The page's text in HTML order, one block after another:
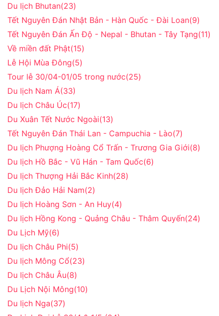
Du lịch Bhutan(23)
Tết Nguyên Đán Nhật Bản - Hàn Quốc - Đài Loan(9)
Tết Nguyên Đán Ấn Độ - Nepal - Bhutan - Tây Tạng(11)
Về miền đất Phật(15)
Lễ Hội Mùa Đông(5)
Tour lễ 30/04-01/05 trong nước(25)
Du lịch Nam Á(33)
Du lịch Châu Úc(17)
Du Xuân Tết Nước Ngoài(13)
Tết Nguyên Đán Thái Lan - Campuchia - Lào(7)
Du lịch Phượng Hoàng Cổ Trấn - Trương Gia Giới(8)
Du lịch Hồ Bắc - Vũ Hán - Tam Quốc(6)
Du lịch Thượng Hải Bắc Kinh(28)
Du lịch Đảo Hải Nam(2)
Du lịch Hoàng Sơn - An Huy(4)
Du lịch Hồng Kong - Quảng Châu - Thâm Quyến(24)
Du Lịch Mỹ(6)
Du lịch Châu Phi(5)
Du lịch Mông Cổ(23)
Du lịch Châu Âu(8)
Du Lịch Nội Mông(10)
Du lịch Nga(37)